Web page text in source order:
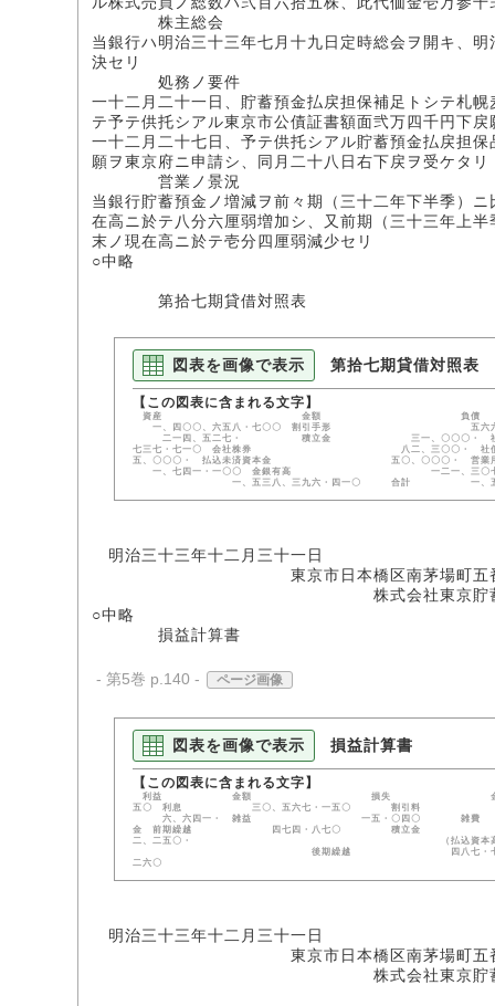
株主総会
当銀行ハ明治三十三年七月十九日定時総会ヲ開キ、
決セリ
処務ノ要件
一十二月二十一日、貯蓄預金払戻担保補足トシテ札
テ予テ供托シアル東京市公債証書額面弐万四千円下
一十二月二十七日、予テ供托シアル貯蓄預金払戻担
願ヲ東京府ニ申請シ、同月二十八日右下戻ヲ受ケタリ
営業ノ景況
当銀行貯蓄預金ノ増減ヲ前々期（三十二年下半季）
在高ニ於テ八分六厘弱増加シ、又前期（三十三年上
末ノ現在高ニ於テ壱分四厘弱減少セリ
○中略
第拾七期貸借対照表
図表を画像で表示 第拾七期貸借対照表
資産 金額 負債 金額 貸附
一、四〇〇、六五八・七〇〇 割引手形
二一四、五二七・ 積立金 三一、〇
七三七・七一〇 会社株券 八二、三
五、〇〇〇・ 払込未済資本金 五〇、〇
一、七四一・一〇〇 金銀有高 一二一、三〇七・二八
一、五三八、三九六・四一〇 合計 一、五三八
明治三十三年十二月三十一日
東京市日本橋区南茅場町五
株式会社東京貯蓄
○中略
損益計算書
- 第5巻 p.140 - ページ画像
図表を画像で表示 損益計算書
利益 金額 損失 金額 公債利
五〇 利息 三〇、五六七・一五〇 割引料 一、〇
六、六四一・ 雑益 一五・〇四〇 雑費
金 前期繰越 四七四・八
二、二五〇・ （払込資
後期繰越 四八七・七一〇 合計
二六〇
明治三十三年十二月三十一日
東京市日本橋区南茅場町五
株式会社東京貯蓄